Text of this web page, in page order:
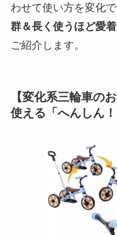
わせて使い方を変化
群＆長く使うほど愛
ご紹介します。
【変化系三輪車の
使える「へんしん！